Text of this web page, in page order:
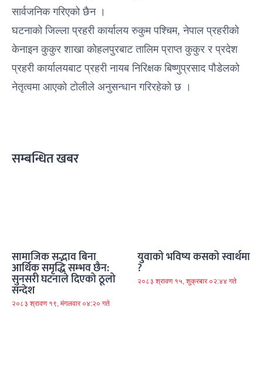
सार्वजनिक गरिएको छैन ।
घटनाको जिल्ला प्रहरी कार्यालय रुकुम पश्चिम, नेपाल प्रहरीको
केनाइन कुकुर शाखा कोहलपुरबाट तालिम प्राप्त कुकुर र प्रदेश
प्रहरी कार्यालयबाट प्रहरी नायब निरिक्षक बिष्णुप्रसाद पौडेलको
नेतृत्वमा आएको टोलीले अनुसन्धान गरिरहेको छ ।
सम्बन्धित खबर
सामाजिक सद्भाव बिना
आर्थिक समृद्धि सम्भव छैन:
सुनसरी घटनाले दिएको ठूलो
सन्देश
२०८३ श्रावण १९, मंगलवार ०४:२० गते
युवाको भविष्य कसको स्वार्थमा
?
२०८३ श्रावण १५, शुक्रबार ०२:४४ गते